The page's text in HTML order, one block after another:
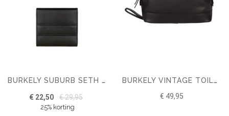
BURKELY SUBURB SETH PORTEMONNEE FLAP
€ 22,50 € 29,95
25% korting
BURKELY VINTAGE TOILETTAS
€ 49,95